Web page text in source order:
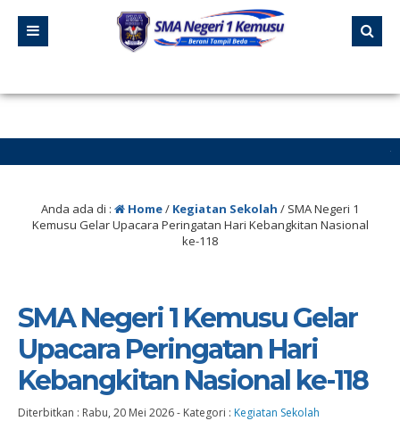
perbaikan
Anda ada di : Home/ Kegiatan Sekolah / SMA Negeri 1
Kemusu Gelar Upacara Peringatan Hari Kebangkitan Nasional
ke-118
SMA Negeri 1 Kemusu Gelar
Upacara Peringatan Hari
Kebangkitan Nasional ke-118
Diterbitkan : Rabu, 20 Mei 2026- Kategori : Kegiatan Sekolah